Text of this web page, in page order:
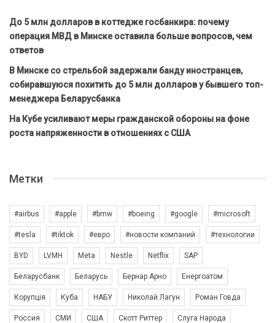
До 5 млн долларов в коттедже госбанкира: почему
операция МВД в Минске оставила больше вопросов, чем
ответов
В Минске со стрельбой задержали банду иностранцев,
собиравшуюся похитить до 5 млн долларов у бывшего топ-
менеджера Беларусбанка
На Кубе усиливают меры гражданской обороны на фоне
роста напряженности в отношениях с США
Метки
#airbus #apple #bmw #boeing #google #microsoft
#tesla #tiktok #евро #новости компаний #технологии
BYD LVMH Meta Nestle Netflix SAP
Беларусбанк Беларусь Бернар Арно Енергоатом
Корупція Куба НАБУ Николай Лагун Роман Говда
Россия СМИ США Скотт Риттер Слуга Народа